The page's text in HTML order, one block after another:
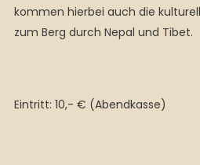
kommen hierbei auch die
zum Berg durch Nepal und Tibet.
Eintritt: 10,- € (Abendkasse)